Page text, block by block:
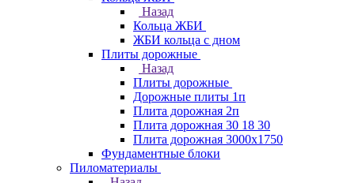
Назад
Кольца ЖБИ
ЖБИ кольца с дном
Плиты дорожные
Назад
Плиты дорожные
Дорожные плиты 1п
Плита дорожная 2п
Плита дорожная 30 18 30
Плита дорожная 3000х1750
Фундаментные блоки
Пиломатериалы